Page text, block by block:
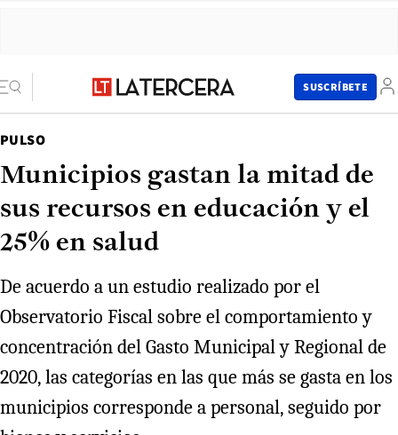
SUSCRÍBETE
PULSO
Municipios gastan la mitad de
sus recursos en educación y el
25% en salud
De acuerdo a un estudio realizado por el
Observatorio Fiscal sobre el comportamiento y
concentración del Gasto Municipal y Regional de
2020, las categorías en las que más se gasta en los
municipios corresponde a personal, seguido por